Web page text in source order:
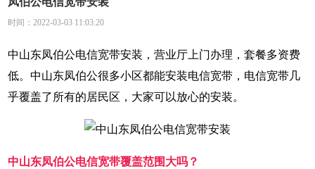
时间：2022-03-03 11:03:20
中山东凤伯公电信宽带安装，营业厅上门办理，套餐多资费
低。中山东凤伯公很多小区都能安装电信宽带，电信宽带几
乎覆盖了所有的居民区，大家可以放心的安装。
中山东凤伯公电信宽带覆盖范围大吗？